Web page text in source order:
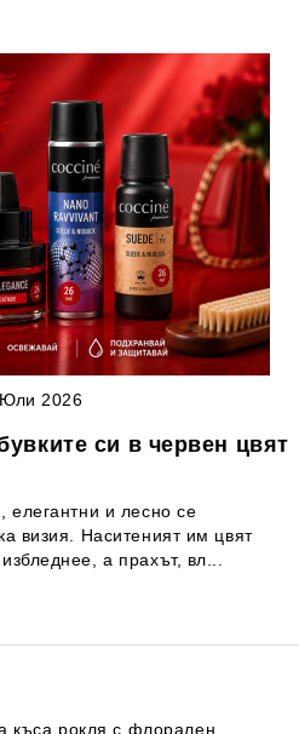
си в червен цвят
2026
елегантни и лесно се
визия. Наситеният им цвят
а прахът, вл...
къса рокля с флорален